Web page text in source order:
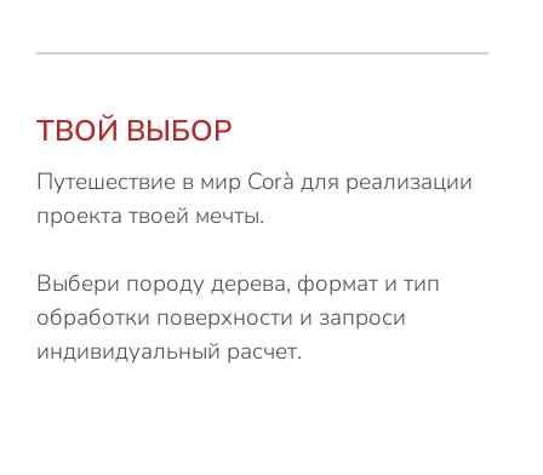
ТВОЙ ВЫБОР
Путешествие в мир Corà для реализации
проекта твоей мечты.
Выбери породу дерева, формат и тип
обработки поверхности и запроси
индивидуальный расчет.